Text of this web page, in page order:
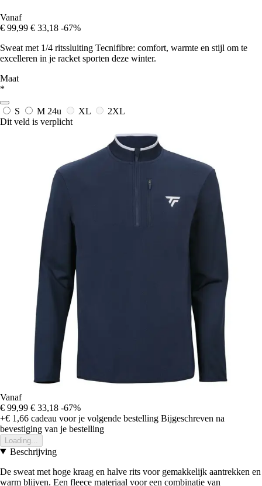
Vanaf
€ 99,99 € 33,18 -67%
Sweat met 1/4 ritssluiting Tecnifibre: comfort, warmte en stijl om te
excelleren in je racket sporten deze winter.
Maat
*
S M 24u XL
2XL
Dit veld is verplicht
Vanaf
€ 99,99 € 33,18 -67%
+€ 1,66 cadeau voor je volgende bestelling Bijgeschreven na
bevestiging van je bestelling
Loading...
Beschrijving
De sweat met hoge kraag en halve rits voor gemakkelijk aantrekken en
warm blijven. Een fleece materiaal voor een combinatie van